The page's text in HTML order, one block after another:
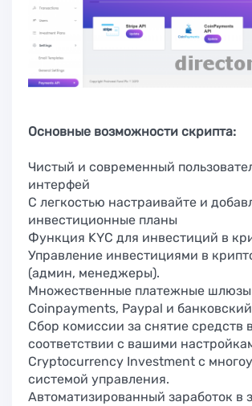
Основные возможности скрипта:
Чистый и современный
интерфей
С легкостью настраивайте и
инвестиционные планы
Функция KYC для инвестиций в
Управление инвестициями в
(админ, менеджеры).
Множественные платежные шлюзы
Coinpayments, Paypal и
Сбор комиссии за снятие средств в
соответствии с вашими
Cryptocurrency Investment с
системой управления.
Автоматизированный заработок в